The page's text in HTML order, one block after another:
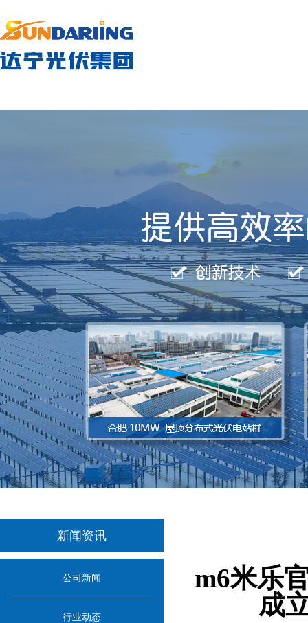
新闻资讯
公司新闻
行业动态
m6米乐
成